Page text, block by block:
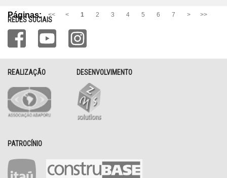
Páginas: << < 1 2 3 4 5 6 7 > >>
REDES SOCIAIS
REALIZAÇÃO DESENVOLVIMENTO
PATROCÍNIO